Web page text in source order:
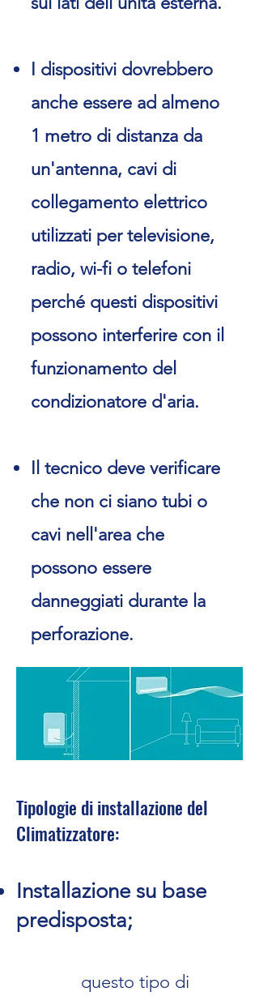
I dispositivi dovrebbero
anche essere ad almeno
1 metro di distanza da
un'antenna, cavi di
collegamento elettrico
utilizzati per televisione,
radio, wi-fi o telefoni
perché questi dispositivi
possono interferire con il
funzionamento del
condizionatore d'aria.
Il tecnico deve verificare
che non ci siano tubi o
cavi nell'area che
possono essere
danneggiati durante la
perforazione.
Tipologie di installazione del
Climatizzatore:
Installazione su base
predisposta;
questo tipo di